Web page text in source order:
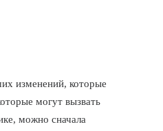
изменений, которые
могут вызвать
можно сначала